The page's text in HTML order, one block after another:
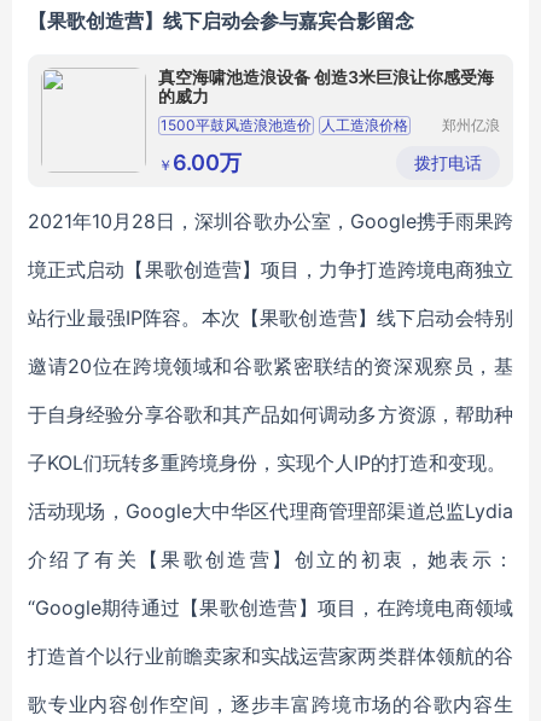
【果歌创造营】线下启动会参与嘉宾合影留念
真空海啸池造浪设备 创造3米巨浪让你感受海
的威力
1500平鼓风造浪池造价
人工造浪价格
海啸池设备
人工造浪设备厂商
郑州亿浪
设备有限
公司
￥ 6.00万 拨打电话
2021年10月28日，深圳谷歌办公室，Google携手雨果跨
境正式启动【果歌创造营】项目，力争打造跨境电商独立
站行业最强IP阵容。本次【果歌创造营】线下启动会特别
邀请20位在跨境领域和谷歌紧密联结的资深观察员，基
于自身经验分享谷歌和其产品如何调动多方资源，帮助种
子KOL们玩转多重跨境身份，实现个人IP的打造和变现。
活动现场，Google大中华区代理商管理部渠道总监Lydia
介绍了有关【果歌创造营】创立的初衷，她表示：
“Google期待通过【果歌创造营】项目，在跨境电商领域
打造首个以行业前瞻卖家和实战运营家两类群体领航的谷
歌专业内容创作空间，逐步丰富跨境市场的谷歌内容生